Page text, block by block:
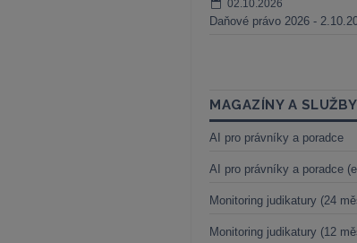
02.10.2026
Daňové právo 2026 -
MAGAZÍNY A SLUŽBY
AI pro právníky a poradce
AI pro právníky a poradce
Monitoring judikatury (24
Monitoring judikatury (12